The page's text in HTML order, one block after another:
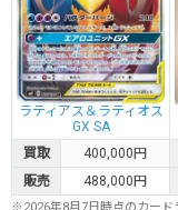
ラティアス＆ラティオス
GX SA
買取
400,000円
販売
488,000円